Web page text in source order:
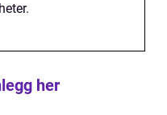
her